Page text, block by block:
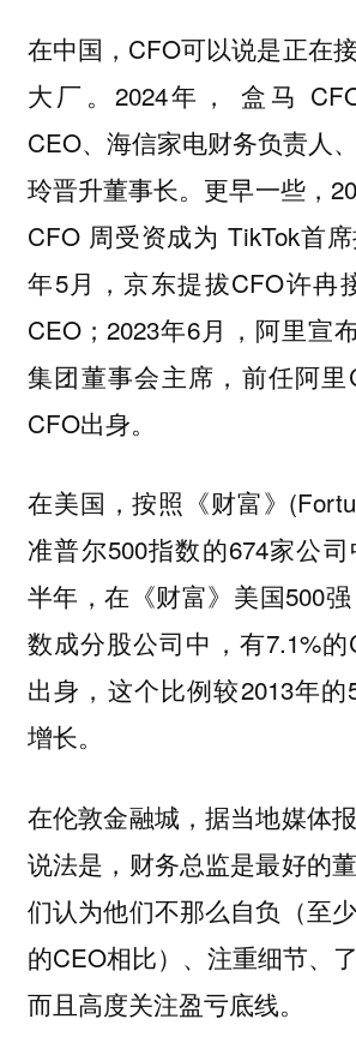
在中国，CFO可以说是正在
大厂。2024年， 盒马
CEO、海信家电财务负责人
玲晋升董事长。更早一些，
CFO 周受资成为 TikTok首
年5月，京东提拔CFO许冉
CEO；2023年6月，阿里宣
集团董事会主席，前任阿里
CFO出身。
在美国，按照《财富》
准普尔500指数的674家公
半年，在《财富》美国500
数成分股公司中，有7.1%
出身，这个比例较2013年的
增长。
在伦敦金融城，据当地媒体
说法是，财务总监是最好的
们认为他们不那么自负（至
的CEO相比）、注重细节、
而且高度关注盈亏底线。